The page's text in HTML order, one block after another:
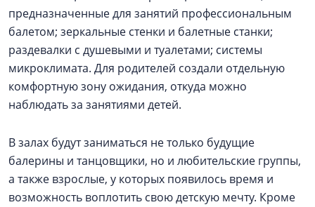
предназначенные для занятий профессиональным
балетом; зеркальные стенки и балетные станки;
раздевалки с душевыми и туалетами; системы
микроклимата. Для родителей создали отдельную
комфортную зону ожидания, откуда можно
наблюдать за занятиями детей.
В залах будут заниматься не только будущие
балерины и танцовщики, но и любительские группы,
а также взрослые, у которых появилось время и
возможность воплотить свою детскую мечту. Кроме